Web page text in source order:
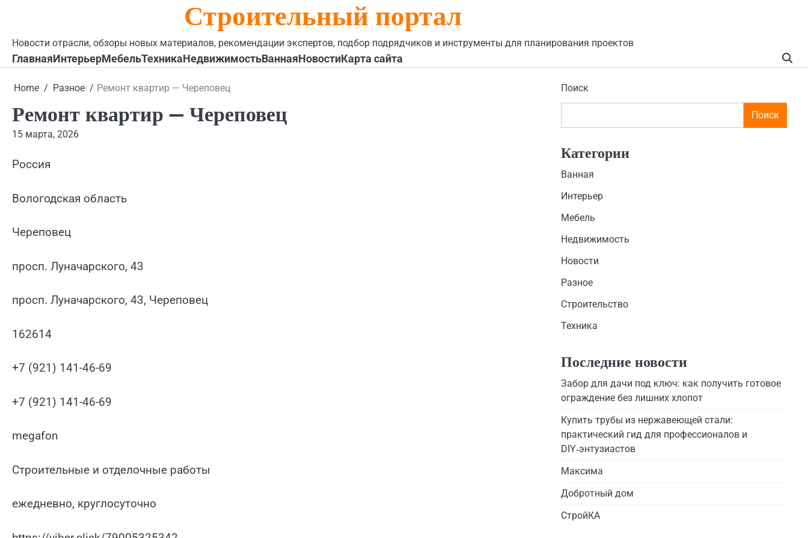
Строительный портал
Новости отрасли, обзоры новых материалов, рекомендации экспертов, подбор подрядчиков и инструменты для планирования проектов
ГлавнаяИнтерьерМебельТехникаНедвижимостьВаннаяНовостиКарта сайта
Home Разное Ремонт квартир — Череповец
Ремонт квартир — Череповец
15 марта, 2026
Россия
Вологодская область
Череповец
просп. Луначарского, 43
просп. Луначарского, 43, Череповец
162614
+7 (921) 141-46-69
+7 (921) 141-46-69
megafon
Строительные и отделочные работы
ежедневно, круглосуточно
Поиск
Поиск
Категории
Ванная
Интерьер
Мебель
Недвижимость
Новости
Разное
Строительство
Техника
Последние новости
Забор для дачи под ключ: как получить готовое
ограждение без лишних хлопот
Купить трубы из нержавеющей стали:
практический гид для профессионалов и
DIY‑энтузиастов
Максима
Добротный дом
СтройКА